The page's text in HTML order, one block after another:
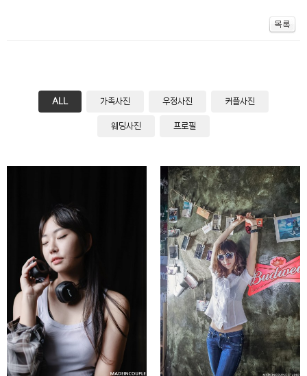
ALL 가족사진 우정사진 커플사진
웨딩사진 프로필